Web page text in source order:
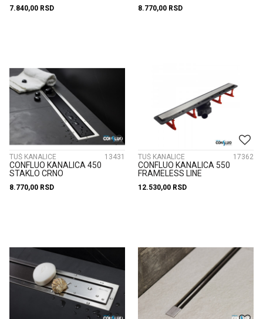
7.840,00 RSD 8.770,00 RSD
TUŠ KANALICE 13431
CONFLUO KANALICA 450
STAKLO CRNO
8.770,00 RSD
TUŠ KANALICE 17362
CONFLUO KANALICA 550
FRAMELESS LINE
12.530,00 RSD